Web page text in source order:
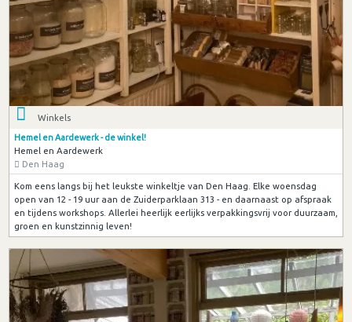
Winkels
Hemel en Aardewerk - de winkel!
Hemel en Aardewerk
Den Haag
Kom eens langs bij het leukste winkeltje van Den Haag. Elke woensdag
open van 12 - 19 uur aan de Zuiderparklaan 313 - en daarnaast op afspraak
en tijdens workshops. Allerlei heerlijk eerlijks verpakkingsvrij voor duurzaam,
groen en kunstzinnig leven!